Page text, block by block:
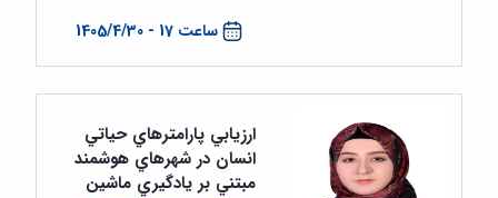
ساعت 17 - 1405/4/30
ارزيابي پارامترهاي حياتي
انسان در شهرهاي هوشمند
مبتني بر يادگيري ماشين